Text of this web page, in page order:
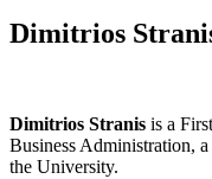
Dimitrios
Dimitrios Stranis is a
Business Administration,
the University.